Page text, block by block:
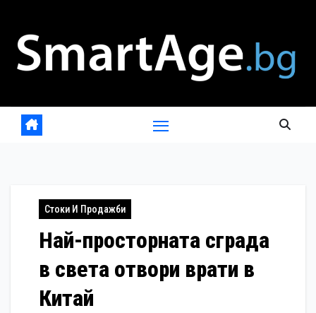
content
Стоки И Продажби
Най-просторната сграда
в света отвори врати в
Китай